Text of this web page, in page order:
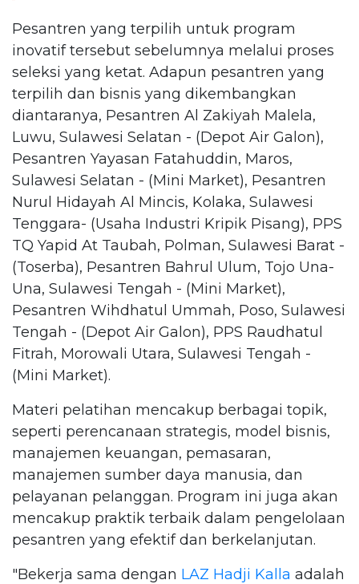
Pesantren yang terpilih untuk program
inovatif tersebut sebelumnya melalui proses
seleksi yang ketat. Adapun pesantren yang
terpilih dan bisnis yang dikembangkan
diantaranya, Pesantren Al Zakiyah Malela,
Luwu, Sulawesi Selatan - (Depot Air Galon),
Pesantren Yayasan Fatahuddin, Maros,
Sulawesi Selatan - (Mini Market), Pesantren
Nurul Hidayah Al Mincis, Kolaka, Sulawesi
Tenggara- (Usaha Industri Kripik Pisang), PPS
TQ Yapid At Taubah, Polman, Sulawesi Barat -
(Toserba), Pesantren Bahrul Ulum, Tojo Una-
Una, Sulawesi Tengah - (Mini Market),
Pesantren Wihdhatul Ummah, Poso, Sulawesi
Tengah - (Depot Air Galon), PPS Raudhatul
Fitrah, Morowali Utara, Sulawesi Tengah -
(Mini Market).
Materi pelatihan mencakup berbagai topik,
seperti perencanaan strategis, model bisnis,
manajemen keuangan, pemasaran,
manajemen sumber daya manusia, dan
pelayanan pelanggan. Program ini juga akan
mencakup praktik terbaik dalam pengelolaan
pesantren yang efektif dan berkelanjutan.
"Bekerja sama dengan LAZ Hadji Kalla adalah